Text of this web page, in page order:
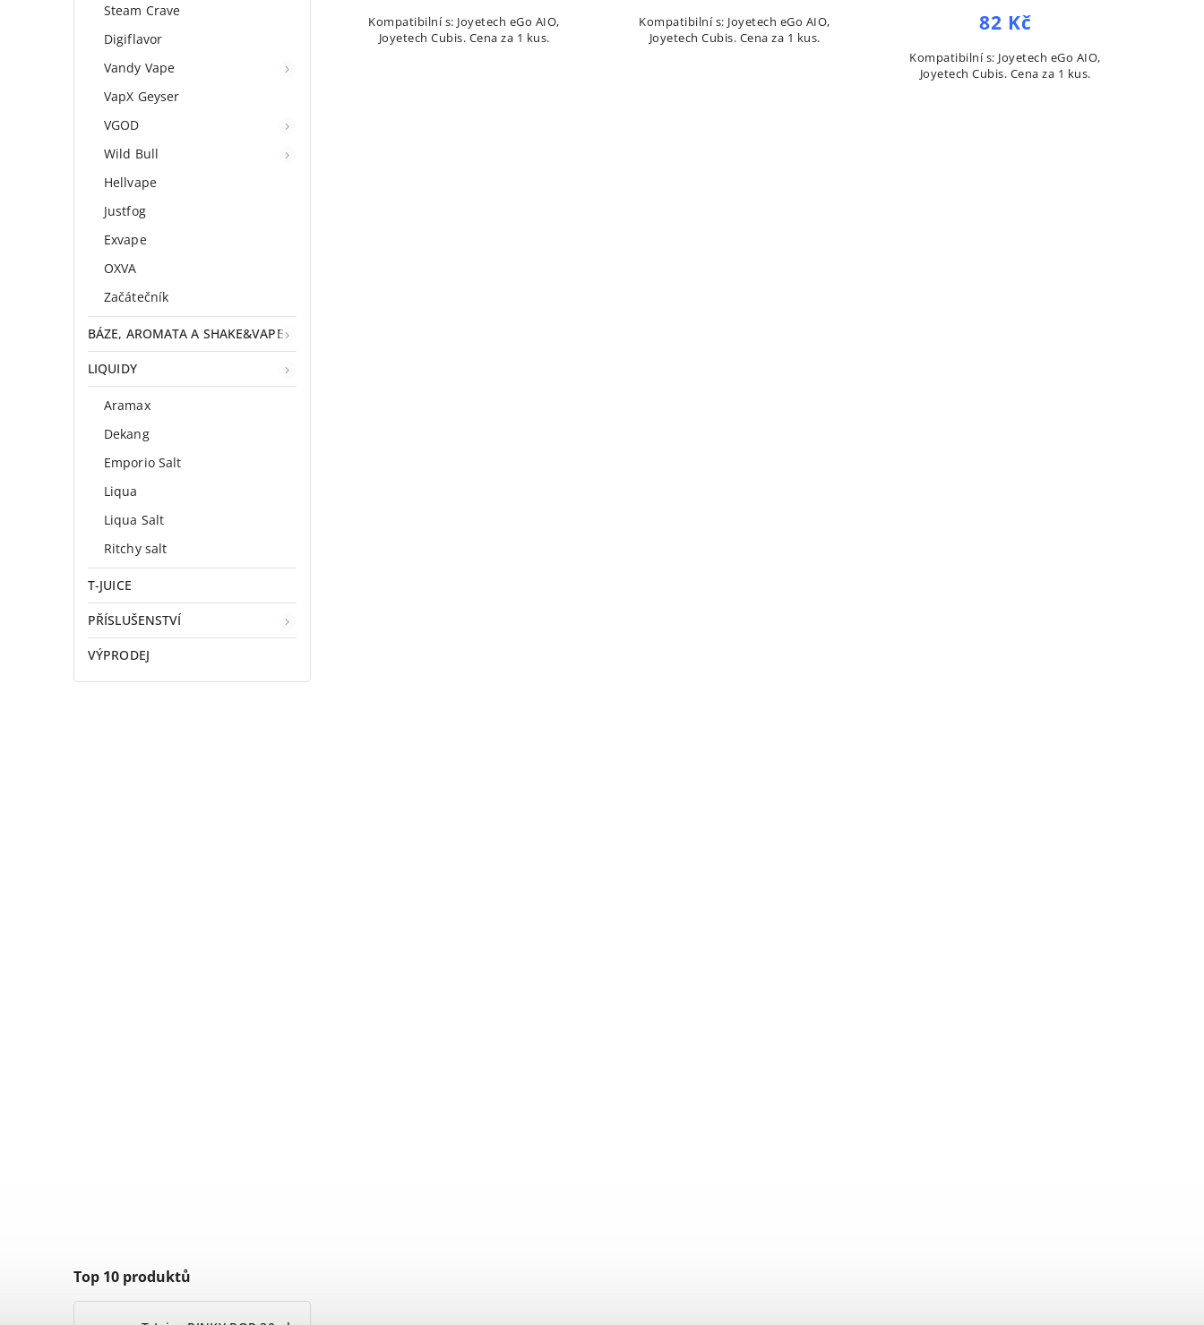
Steam Crave
Digiflavor
Vandy Vape
VapX Geyser
VGOD
Wild Bull
Hellvape
Justfog
Exvape
OXVA
Začátečník
BÁZE, AROMATA A SHAKE&VAPE
LIQUIDY
Aramax
Dekang
Emporio Salt
Liqua
Liqua Salt
Ritchy salt
T-JUICE
PŘÍSLUŠENSTVÍ
VÝPRODEJ
Top 10 produktů
Joyetech Cubis. Cena za 1 kus.
Kompatibilní s: Joyetech eGo AIO,
Joyetech Cubis. Cena za 1 kus.
Kompatibilní s: Joyetech eGo AIO,
Joyetech Cubis. Cena za 1 kus.
82 Kč
Kompatibilní s: Joyetech eGo AIO,
Joyetech Cubis. Cena za 1 kus.